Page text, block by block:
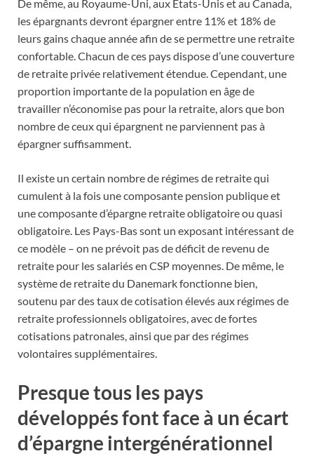
De même, au Royaume-Uni, aux États-Unis et au Canada,
les épargnants devront épargner entre 11% et 18% de
leurs gains chaque année afin de se permettre une retraite
confortable. Chacun de ces pays dispose d’une couverture
de retraite privée relativement étendue. Cependant, une
proportion importante de la population en âge de
travailler n’économise pas pour la retraite, alors que bon
nombre de ceux qui épargnent ne parviennent pas à
épargner suffisamment.
Il existe un certain nombre de régimes de retraite qui
cumulent à la fois une composante pension publique et
une composante d’épargne retraite obligatoire ou quasi
obligatoire. Les Pays-Bas sont un exposant intéressant de
ce modèle – on ne prévoit pas de déficit de revenu de
retraite pour les salariés en CSP moyennes. De même, le
système de retraite du Danemark fonctionne bien,
soutenu par des taux de cotisation élevés aux régimes de
retraite professionnels obligatoires, avec de fortes
cotisations patronales, ainsi que par des régimes
volontaires supplémentaires.
Presque tous les pays
développés font face à un écart
d’épargne intergénérationnel